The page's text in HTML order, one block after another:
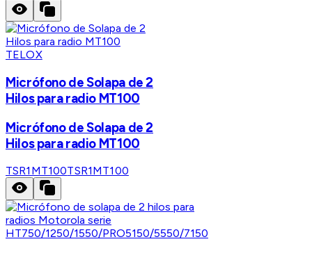
TELOX
Micrófono de Solapa de 2
Hilos para radio MT100
Micrófono de Solapa de 2
Hilos para radio MT100
TSR1MT100TSR1MT100